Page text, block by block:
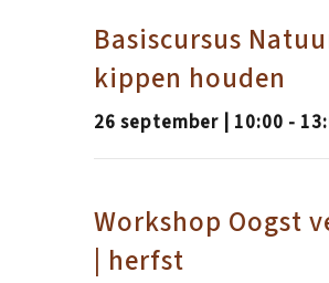
Basiscursus
kippen houden
26 september | 10:00 -
Workshop Oogst
| herfst